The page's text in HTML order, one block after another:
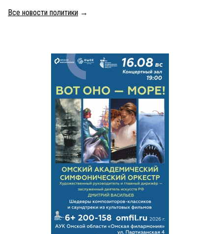
Все новости политики →